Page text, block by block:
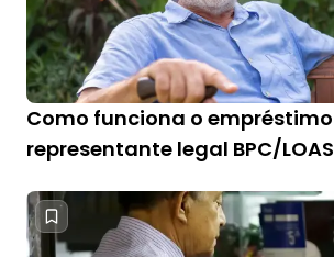
Como funciona o
representante legal BPC/